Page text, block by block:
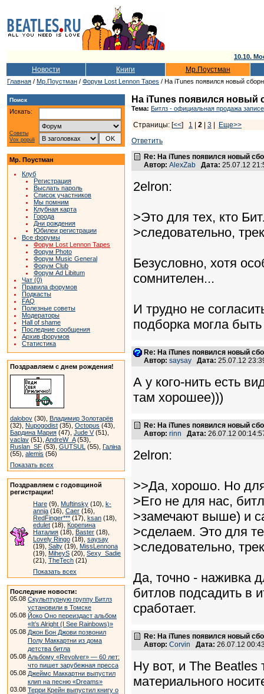
10.10.
Новости Книги Мр.Поустман
Главная / Мр.Поустман / Форум Lost Lennon Tapes / На iTunes появился новый
Поиск
Искать:
Советы
Vox populi
Мр. Поустман
Клуб
Регистрация
Выслать пароль
Список участников
Мы помним
Клубная карта
Города
Дни рождения
Юбилеи регистрации
Все форумы
Форум Lost Lennon Tapes
Форум Photo
Форум Music General
Форум Club
Форум Ad Libitum
Чат (0)
Правила форумов
Подкасты
FAQ
Полезные советы
Модераторы
Hall of shame
Последние сообщения
Архив форумов
Статистика
Поздравляем с днем рождения!
dalobov (30), Владимир Золотарёв
(32), Nupogodist (35), Octopus (43),
Бардина Мария (47), Jude V(51),
vaclav (51), AndreW_A(53),
Ruslan_SF (53), GUTSUL (55), Галіна
(55), alemis (56)
Показать всех
Поздравляем с годовщиной
регистрации!
Hare (9), Muftinsky (10), k-
annja (16), Caer (16),
RedFinger*** (17), ksan (18),
edulet (18), Корепина
Наталия (18), Baster (18),
Lovely Ringo (18), saysay
(19), Salty (19), MissLennona
(19), MiheyS (20), Sexy_Sadie
(21), TheTech (21)
Показать всех
Последние новости:
05.08 Скульптурную группу Битлз
установили в Томске
05.08 Йоко Оно переиздаст альбом
«It’s Alright (I See Rainbows)»
05.08 Джон Бон Джови позвонил
Полу Маккартни из дома
детства битла
05.08 Альбому «Revolver» — 60 лет:
что пишет зарубежная пресса
05.08 Джеймс Маккартни выпустил
клип на песню «Dreams»
03.08 Терри Крейн выпустил книгу о
На iTunes появился новый
Тема: Битлз - официальная продажа
Страницы: [<<] 1 2 3
Еще>>
Ответить
Re: На iTunes появился новый
Автор: AlexZab Дата: 25.07.12
2elron:
>Это для тех, кто
>следовательно,
Безусловно, хотя
сомнителен...
И трудно не
подборка могла
Re: На iTunes появился новый
Автор: saysay Дата: 25.07.12
А у кого-нить есть
там хорошее)))
Re: На iTunes появился новый
Автор: rinn Дата: 26.07.12
2elron:
>>Да, хорошо. Но
>Его не для нас,
>замечают выше) и
>сделаем. Это для
>следовательно,
Да, точно - наживка
битлов подсадить в
сработает.
Re: На iTunes появился новый
Автор: Corvin Дата: 26.07.12
Ну вот, и The Beatles
материального